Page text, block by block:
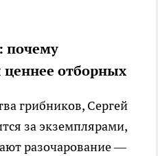
почему
отборных
грибников, Сергей
за экземплярами,
разочарование —